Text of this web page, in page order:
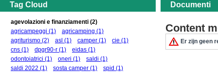
Tag Cloud
agevolazioni e finanziamenti (2)
agricampeggi (1) agricamping (1)
agriturismo (2) asl (1) camper (1) cie (1)
cns (1) dpgr90-r (1) eidas (1)
odontoiatrici (1) oneri (1) saldi (1)
saldi 2022 (1) sosta camper (1) spid (1)
Documenti
Content
Er zijn geen